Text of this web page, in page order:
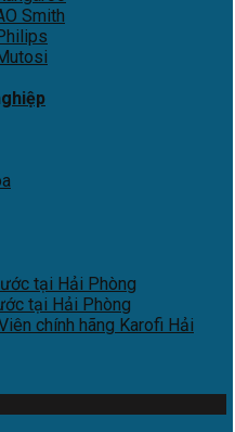
Smith
tại Hải Phòng
tại Hải Phòng
chính hãng Karofi Hải